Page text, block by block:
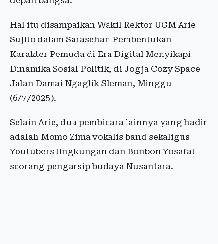
Hal itu disampaikan Wakil Rektor UGM Arie
Sujito dalam Sarasehan Pembentukan
Karakter Pemuda di Era Digital Menyikapi
Dinamika Sosial Politik, di Jogja Cozy Space
Jalan Damai Ngaglik Sleman, Minggu
(6/7/2025).
Selain Arie, dua pembicara lainnya yang hadir
adalah Momo Zima vokalis band sekaligus
Youtubers lingkungan dan Bonbon Yosafat
seorang pengarsip budaya Nusantara.